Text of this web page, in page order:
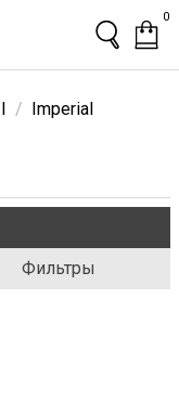
0
I
Imperial
Фильтры